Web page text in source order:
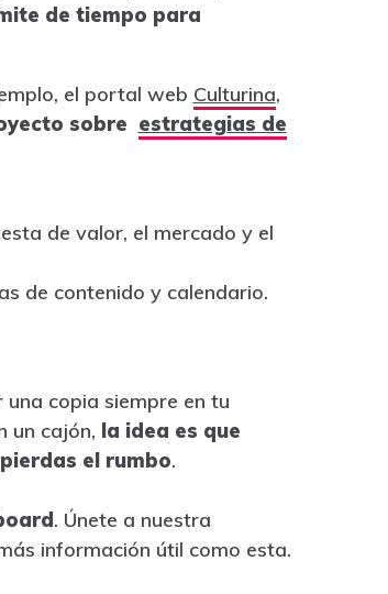
de tiempo para
el portal web Culturina,
sobre estrategias de
de valor, el mercado y el
de contenido y calendario.
copia siempre en tu
un cajón, la idea es que
el rumbo.
. Únete a nuestra
información útil como esta.